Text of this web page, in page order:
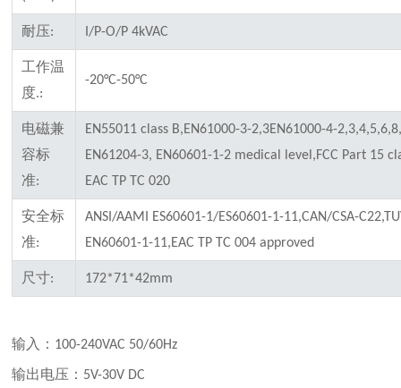
耐压: I/P-O/P 4kVAC
工作温
度.:
-20°C-50°C
电磁兼
容标
准:
EN55011 class B,EN61000-3-2,3EN61000-4-
EN61204-3, EN60601-1-2 medical level,FCC Part 15
EAC TP TC 020
安全标
准:
ANSI/AAMI ES60601-1/ES60601-1-11,CAN/CSA-
EN60601-1-11,EAC TP TC 004 approved
尺寸: 172*71*42mm
输入： 100-240VAC 50/60Hz
输出电压： 5V-30V DC